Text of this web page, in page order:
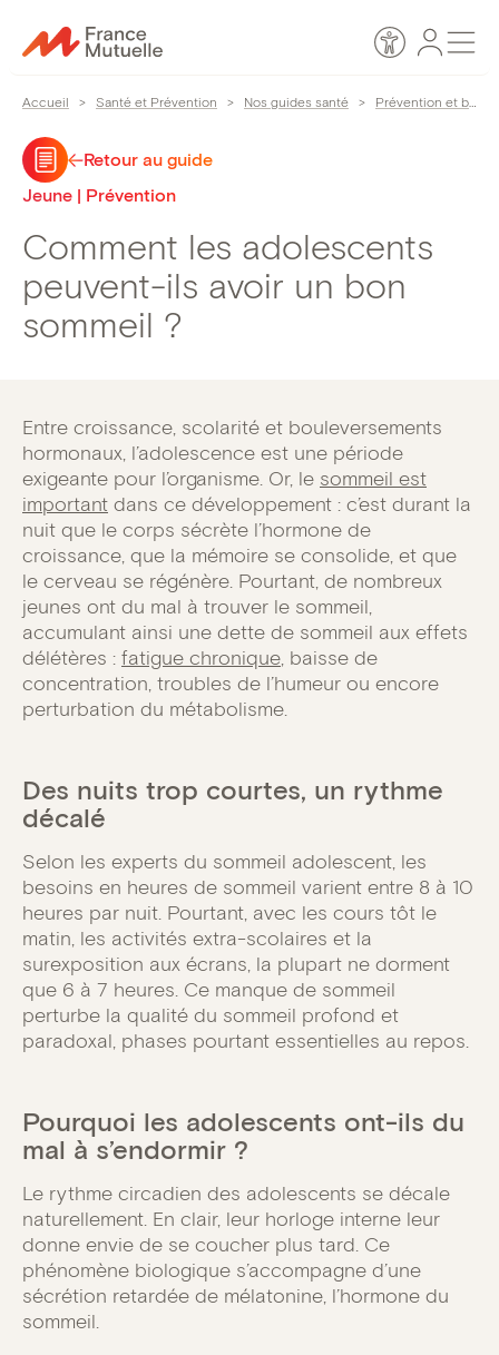
au
Accessibilité
Espace
Accueil > Santé et Prévention > Nos guides santé > Prévention et bien-être
Retour au guide
Jeune | Prévention
Comment les adolescents
peuvent-ils avoir un bon
sommeil ?
Entre croissance, scolarité et bouleversements
hormonaux, l’adolescence est une période
exigeante pour l’organisme. Or, le sommeil est
important dans ce développement : c’est durant la
nuit que le corps sécrète l’hormone de
croissance, que la mémoire se consolide, et que
le cerveau se régénère. Pourtant, de nombreux
jeunes ont du mal à trouver le sommeil,
accumulant ainsi une dette de sommeil aux effets
délétères : fatigue chronique, baisse de
concentration, troubles de l’humeur ou encore
perturbation du métabolisme.
Des nuits trop courtes, un rythme
décalé
Selon les experts du sommeil adolescent, les
besoins en heures de sommeil varient entre 8 à 10
heures par nuit. Pourtant, avec les cours tôt le
matin, les activités extra-scolaires et la
surexposition aux écrans, la plupart ne dorment
que 6 à 7 heures. Ce manque de sommeil
perturbe la qualité du sommeil profond et
paradoxal, phases pourtant essentielles au repos.
Pourquoi les adolescents ont-ils du
mal à s’endormir ?
Le rythme circadien des adolescents se décale
naturellement. En clair, leur horloge interne leur
donne envie de se coucher plus tard. Ce
phénomène biologique s’accompagne d’une
sécrétion retardée de mélatonine, l’hormone du
sommeil.